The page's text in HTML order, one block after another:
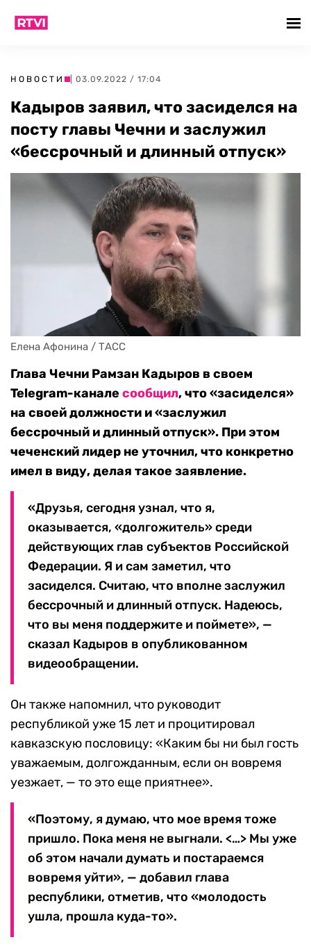
НОВОСТИ | 03.09.2022 / 17:04
Кадыров заявил, что засиделся на
посту главы Чечни и заслужил
«бессрочный и длинный отпуск»
Елена Афонина / ТАСС
Глава Чечни Рамзан Кадыров в своем
Telegram-канале сообщил, что «засиделся»
на своей должности и «заслужил
бессрочный и длинный отпуск». При этом
чеченский лидер не уточнил, что конкретно
имел в виду, делая такое заявление.
«Друзья, сегодня узнал, что я,
оказывается, «долгожитель» среди
действующих глав субъектов Российской
Федерации. Я и сам заметил, что
засиделся. Считаю, что вполне заслужил
бессрочный и длинный отпуск. Надеюсь,
что вы меня поддержите и поймете», —
сказал Кадыров в опубликованном
видеообращении.
Он также напомнил, что руководит
республикой уже 15 лет и процитировал
кавказскую пословицу: «Каким бы ни был гость
уважаемым, долгожданным, если он вовремя
уезжает, — то это еще приятнее».
«Поэтому, я думаю, что мое время тоже
пришло. Пока меня не выгнали. <…> Мы уже
об этом начали думать и постараемся
вовремя уйти», — добавил глава
республики, отметив, что «молодость
ушла, прошла куда-то».